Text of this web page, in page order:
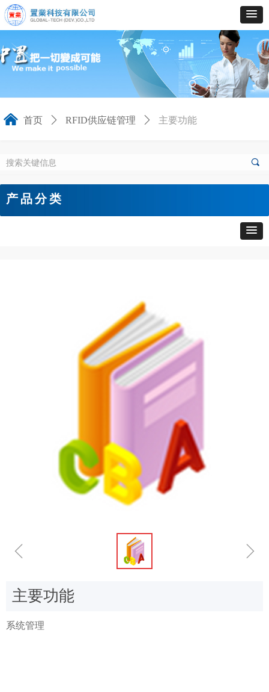
ꁆ ꁇ
主要功能
系统管理
낀 首页 ꄲ RFID供应链管理 ꄲ 主要功能
끠
产品分类